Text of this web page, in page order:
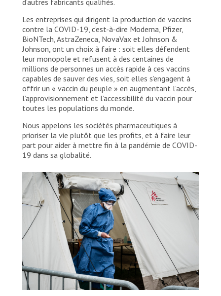
d’autres fabricants qualifiés.
Les entreprises qui dirigent la production de vaccins
contre la COVID-19, c’est-à-dire Moderna, Pfizer,
BioNTech, AstraZeneca, NovaVax et Johnson &
Johnson, ont un choix à faire : soit elles défendent
leur monopole et refusent à des centaines de
millions de personnes un accès rapide à ces vaccins
capables de sauver des vies, soit elles s’engagent à
offrir un « vaccin du peuple » en augmentant l’accès,
l’approvisionnement et l’accessibilité du vaccin pour
toutes les populations du monde.
Nous appelons les sociétés pharmaceutiques à
prioriser la vie plutôt que les profits, et à faire leur
part pour aider à mettre fin à la pandémie de COVID-
19 dans sa globalité.